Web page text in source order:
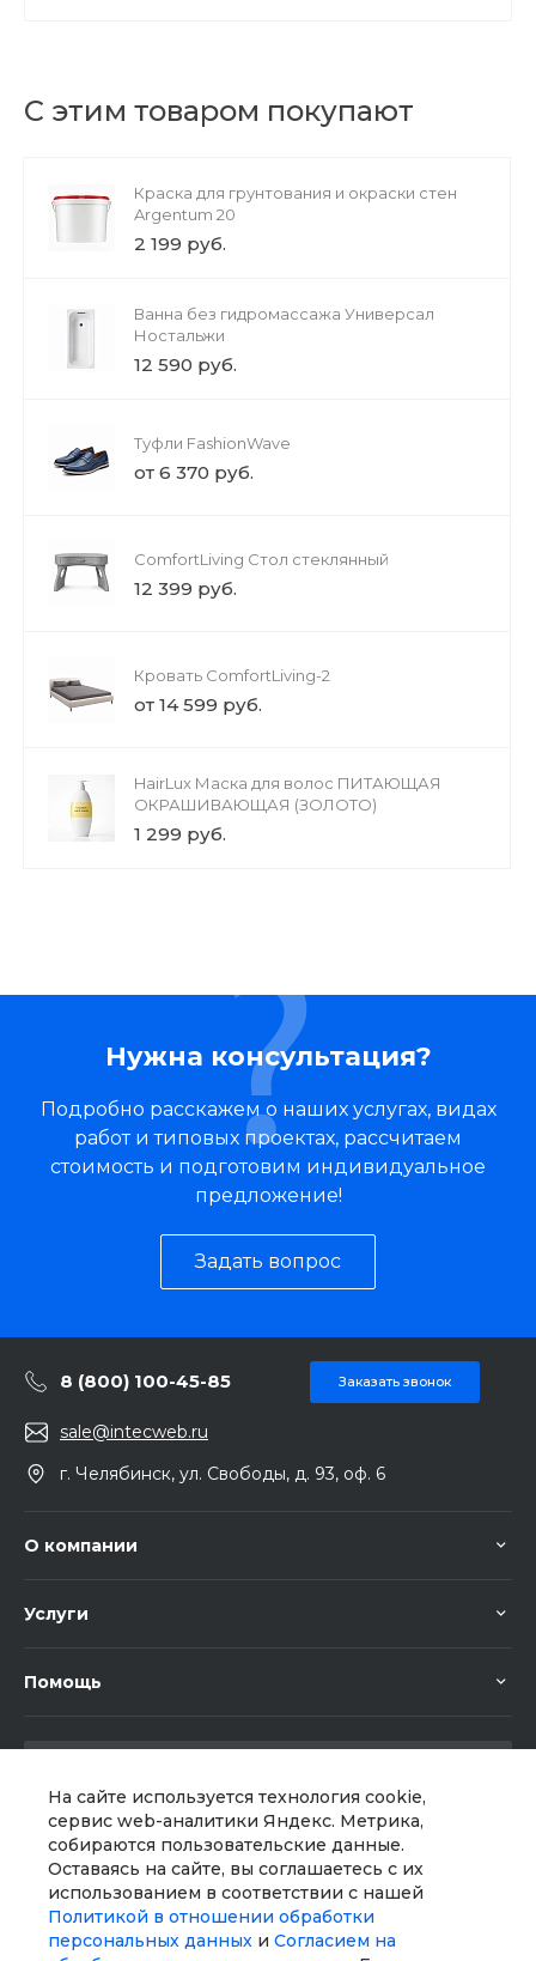
На сайте используется технология cookie,
сервис web-аналитики Яндекс. Метрика,
собираются пользовательские данные.
Оставаясь на сайте, вы соглашаетесь с их
использованием в соответствии с нашей
Политикой в отношении обработки
персональных данных и Согласием на
С этим товаром покупают
Краска для грунтования и окраски стен
Argentum 20
2 199 руб.
Ванна без гидромассажа Универсал
Ностальжи
12 590 руб.
Туфли FashionWave
от 6 370 руб.
ComfortLiving Стол стеклянный
12 399 руб.
Кровать ComfortLiving-2
от 14 599 руб.
HairLux Маска для волос ПИТАЮЩАЯ
ОКРАШИВАЮЩАЯ (ЗОЛОТО)
1 299 руб.
Нужна консультация?
Подробно расскажем о наших услугах, видах
работ и типовых проектах, рассчитаем
стоимость и подготовим индивидуальное
предложение!
Задать вопрос
8 (800) 100-45-85 Заказать звонок
sale@intecweb.ru
г. Челябинск, ул. Свободы, д. 93, оф. 6
О компании
Услуги
Помощь
Мы в соц. сетях